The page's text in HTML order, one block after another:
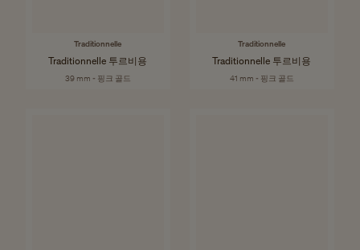
Traditionnelle
Traditionnelle 투르비용
39 mm - 핑크 골드
Traditionnelle
Traditionnelle 투르비용
41 mm - 핑크 골드